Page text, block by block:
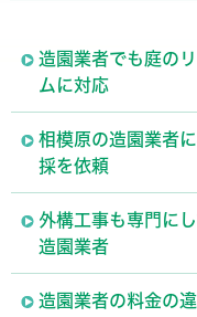
造園業者でも庭の
ムに対応
相模原の造園業者
採を依頼
外構工事も専門に
造園業者
造園業者の料金の